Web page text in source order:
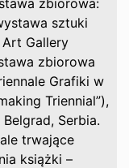
zbiorowa:
sztuki
Gallery
zbiorowa
Grafiki w
Triennial”),
Serbia.
trwające
książki –